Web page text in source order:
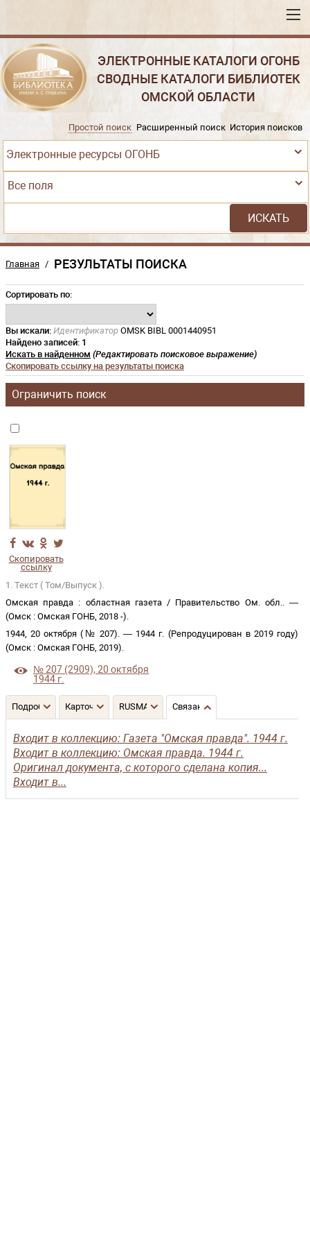
ЭЛЕКТРОННЫЕ КАТАЛОГИ ОГОНБ
СВОДНЫЕ КАТАЛОГИ БИБЛИОТЕК
ОМСКОЙ ОБЛАСТИ
Электронные ресурсы ОГОНБ
Простой поиск Расширенный поиск История поисков
Все поля
Главная / РЕЗУЛЬТАТЫ ПОИСКА
Сортировать по:
Вы искали: Идентификатор OMSK BIBL 0001440951
Найдено записей: 1
Искать в найденном (Редактировать поисковое выражение)
Скопировать ссылку на результаты поиска
Ограничить поиск
Скопировать
ссылку
1. Текст ( Том/Выпуск ).
Омская правда : областная газета / Правительство Ом. обл.. —
(Омск : Омская ГОНБ, 2018 -).
1944, 20 октября (№ 207). — 1944 г. (Репродуцирован в 2019 году)
(Омск : Омская ГОНБ, 2019).
№ 207 (2909), 20 октября
1944 г.
Подробнее Карточка RUSMARC Связанные записи
Входит в коллекцию: Газета "Омская правда". 1944 г.
Входит в коллекцию: Омская правда. 1944 г.
Оригинал документа, с которого сделана копия...
Входит в...